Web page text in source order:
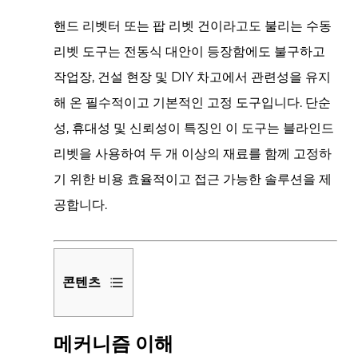
핸드 리벳터 또는 팝 리벳 건이라고도 불리는 수동
리벳 도구는 전동식 대안이 등장함에도 불구하고
작업장, 건설 현장 및 DIY 차고에서 관련성을 유지
해 온 필수적이고 기본적인 고정 도구입니다. 단순
성, 휴대성 및 신뢰성이 특징인 이 도구는 블라인드
리벳을 사용하여 두 개 이상의 재료를 함께 고정하
기 위한 비용 효율적이고 접근 가능한 솔루션을 제
공합니다.
콘텐츠
1
메
메커니즘 이해